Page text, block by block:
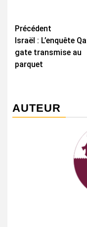
Navigation
d’article
Précédent
Israël : L’enquête
gate transmise au
parquet
AUTEUR